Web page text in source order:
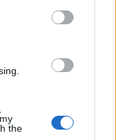
the
di lasciare